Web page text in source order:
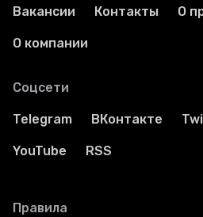
Вакансии Контакты О
О компании
Соцсети
Telegram ВКонтакте
YouTube RSS
Правила